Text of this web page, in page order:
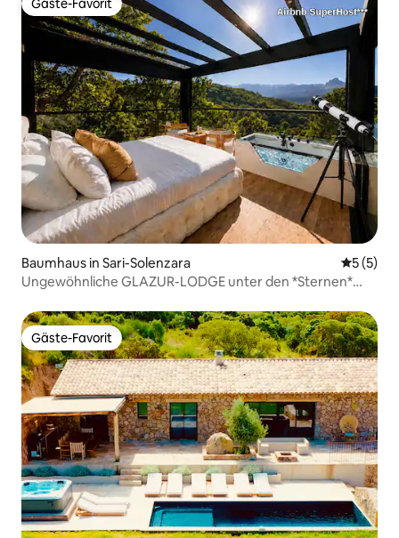
Gäste-Favorit
Gäste-Favorit
Baumhaus in Sari-Solenzara
5 (5)
Ungewöhnliche GLAZUR-LODGE unter den *Sternen*
Gäste-Favorit
Gäste-Favorit